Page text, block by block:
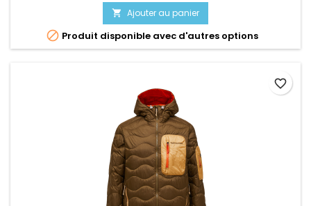
 Ajouter au panier
 Produit disponible avec d'autres options
favorite_border